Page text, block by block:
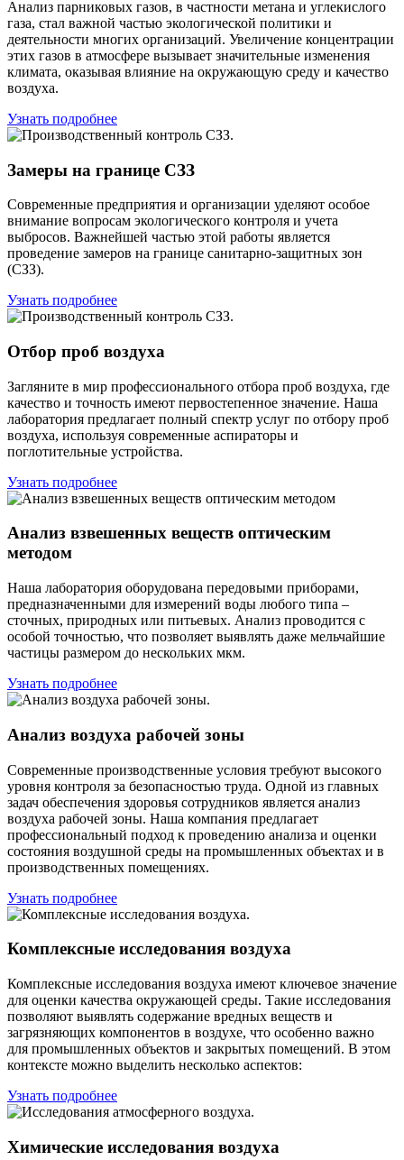
Анализ парниковых газов, в частности метана и углекислого
газа, стал важной частью экологической политики и
деятельности многих организаций. Увеличение концентрации
этих газов в атмосфере вызывает значительные изменения
климата, оказывая влияние на окружающую среду и качество
воздуха.
Узнать подробнее
Замеры на границе СЗЗ
Современные предприятия и организации уделяют особое
внимание вопросам экологического контроля и учета
выбросов. Важнейшей частью этой работы является
проведение замеров на границе санитарно-защитных зон
(СЗЗ).
Узнать подробнее
Отбор проб воздуха
Загляните в мир профессионального отбора проб воздуха, где
качество и точность имеют первостепенное значение. Наша
лаборатория предлагает полный спектр услуг по отбору проб
воздуха, используя современные аспираторы и
поглотительные устройства.
Узнать подробнее
Анализ взвешенных веществ оптическим
методом
Наша лаборатория оборудована передовыми приборами,
предназначенными для измерений воды любого типа –
сточных, природных или питьевых. Анализ проводится с
особой точностью, что позволяет выявлять даже мельчайшие
частицы размером до нескольких мкм.
Узнать подробнее
Анализ воздуха рабочей зоны
Современные производственные условия требуют высокого
уровня контроля за безопасностью труда. Одной из главных
задач обеспечения здоровья сотрудников является анализ
воздуха рабочей зоны. Наша компания предлагает
профессиональный подход к проведению анализа и оценки
состояния воздушной среды на промышленных объектах и в
производственных помещениях.
Узнать подробнее
Комплексные исследования воздуха
Комплексные исследования воздуха имеют ключевое значение
для оценки качества окружающей среды. Такие исследования
позволяют выявлять содержание вредных веществ и
загрязняющих компонентов в воздухе, что особенно важно
для промышленных объектов и закрытых помещений. В этом
контексте можно выделить несколько аспектов:
Узнать подробнее
Химические исследования воздуха